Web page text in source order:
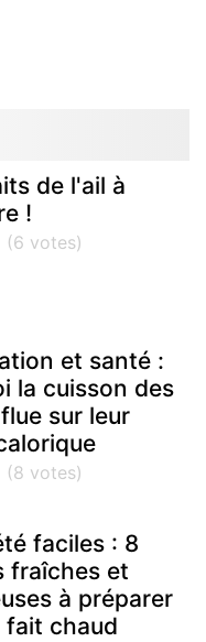
de l'ail à
!
et santé :
la cuisson des
sur leur
faciles : 8
fraîches et
à préparer
fait chaud